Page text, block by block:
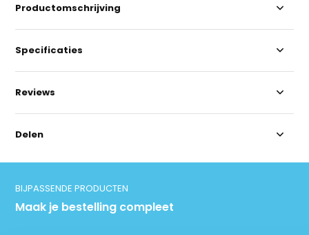
Productomschrijving
Specificaties
Reviews
Delen
BIJPASSENDE PRODUCTEN
Maak je bestelling compleet